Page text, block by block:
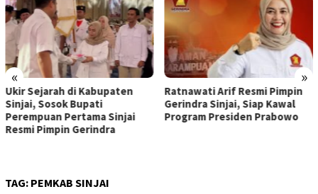
« »
Ukir Sejarah di Kabupaten
Sinjai, Sosok Bupati
Perempuan Pertama Sinjai
Resmi Pimpin Gerindra
Ratnawati Arif Resmi Pimpin
Gerindra Sinjai, Siap Kawal
Program Presiden Prabowo
TAG: PEMKAB SINJAI